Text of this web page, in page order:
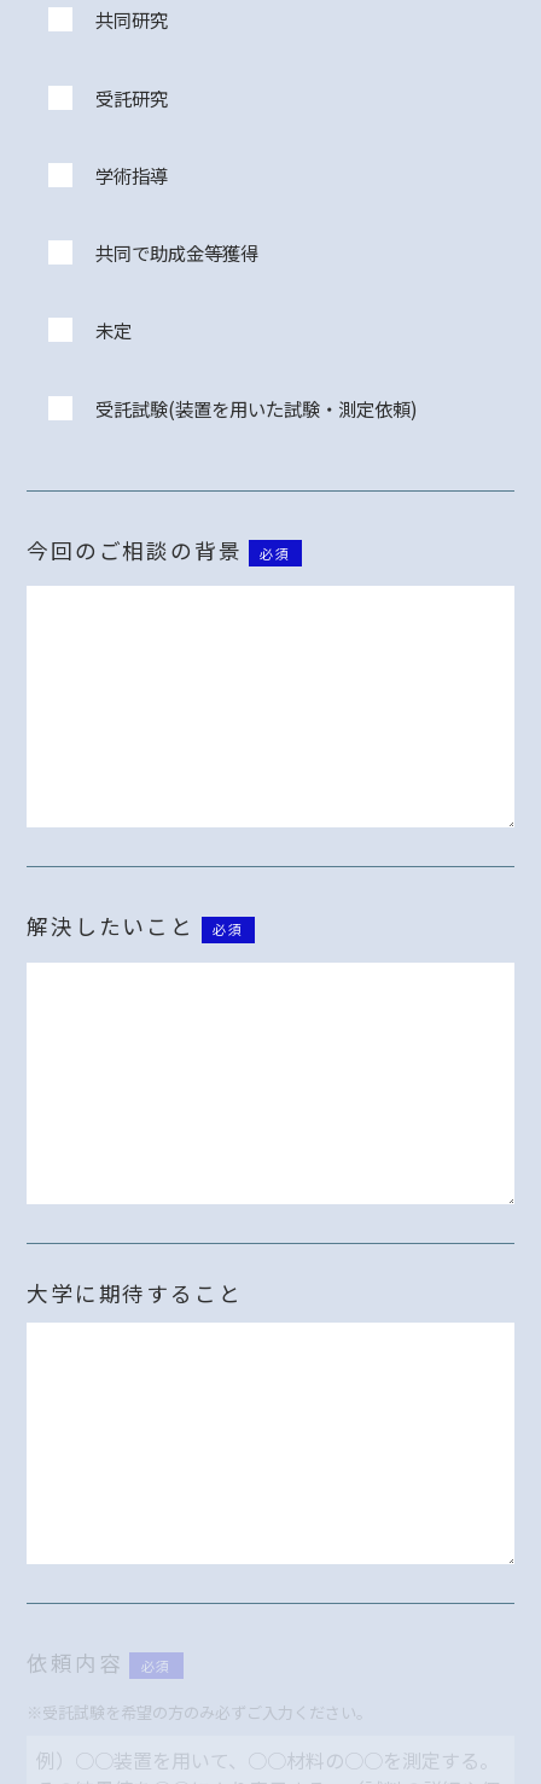
共同研究
受託研究
学術指導
共同で助成金等獲得
未定
受託試験(装置を用いた試験・測定依頼)
今回のご相談の背景 必須
解決したいこと 必須
大学に期待すること
依頼内容 必須
※受託試験を希望の方のみ必ずご入力ください。